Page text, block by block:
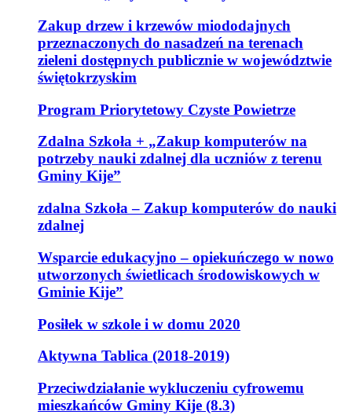
Zakup drzew i krzewów miododajnych
przeznaczonych do nasadzeń na terenach
zieleni dostępnych publicznie w województwie
świętokrzyskim
Program Priorytetowy Czyste Powietrze
Zdalna Szkoła + „Zakup komputerów na
potrzeby nauki zdalnej dla uczniów z terenu
Gminy Kije”
zdalna Szkoła – Zakup komputerów do nauki
zdalnej
Wsparcie edukacyjno – opiekuńczego w nowo
utworzonych świetlicach środowiskowych w
Gminie Kije”
Posiłek w szkole i w domu 2020
Aktywna Tablica (2018-2019)
Przeciwdziałanie wykluczeniu cyfrowemu
mieszkańców Gminy Kije (8.3)